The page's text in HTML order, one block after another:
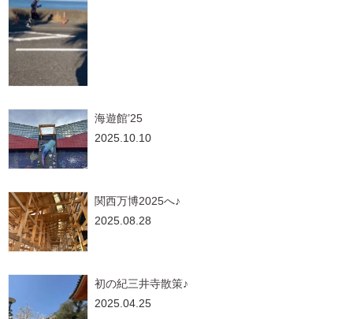
海遊館’25
2025.10.10
関西万博2025へ♪
2025.08.28
初の紀三井寺散策♪
2025.04.25